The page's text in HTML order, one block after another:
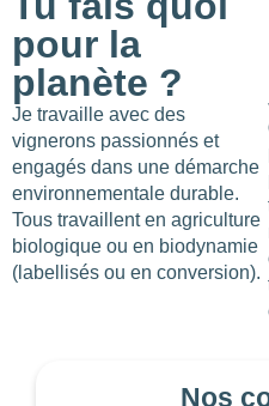
pour la
planète ?
Je travaille avec des
vignerons passionnés et
engagés dans une démarche
environnementale durable.
Tous travaillent en agriculture
biologique ou en biodynamie
(labellisés ou en conversion).
Nos